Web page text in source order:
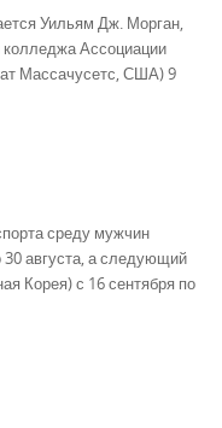
Уильям Дж. Морган,
колледжа Ассоциации
Массачусетс, США) 9
среду мужчин
30 августа, а следующий
Корея) с 16 сентября по